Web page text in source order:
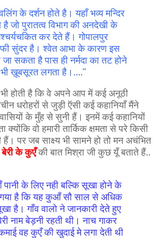
के दर्शन होते है। यहाँ भव्य मन्दिर
जो पुरातत्व विभाग की अनदेखी के
कर देते हैं। गोपालपुर
सुंदर है। श्वेत आभा के कारण इस
जा सकता है पास ही नर्मदा का तट होने
ख़ूबसूरत लगता है।...."
भी होती है कि वे अपने आप में कई अनूठी
धरोहरों से जुड़ी ऍसी कई कहानियाँ मैंने
के मुँह से सुनी हैं। इनमें कई कहानियों
क्योंकि वो हमारी तार्किक क्षमता से परे किसी
पर जब साक्ष्य भी सामने हो तो मन अचंभित
के कुएँकी बात मिश्रा जी कुछ यूँ बताते हैं..
के लिए नही बल्कि सूखा होने के
गया है कि यह कुआँ सौ साल से अधिक
है। गाँव वालो ने जानकारी देते हुए
नाम बेड़नी रहती थी। नाच गाकर
वह कुएँ की खुदाई मे लगा देती थी